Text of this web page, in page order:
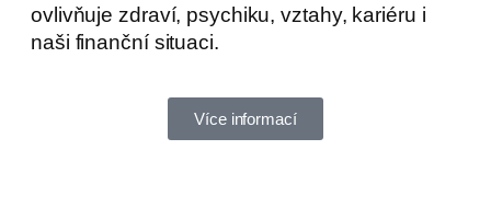
ovlivňuje zdraví, psychiku, vztahy, kariéru i
naši finanční situaci.
Více informací